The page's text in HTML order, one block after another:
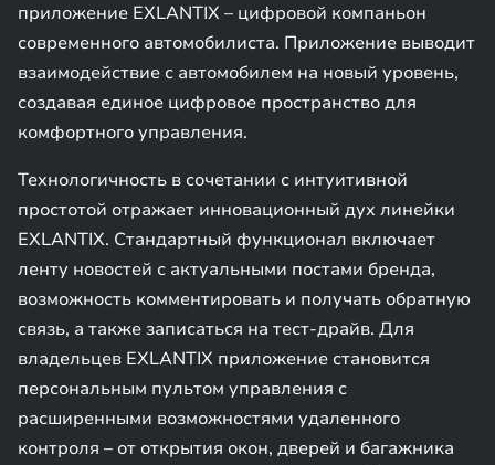
приложение EXLANTIX – цифровой компаньон
современного автомобилиста. Приложение выводит
взаимодействие с автомобилем на новый уровень,
создавая единое цифровое пространство для
комфортного управления.
Технологичность в сочетании с интуитивной
простотой отражает инновационный дух линейки
EXLANTIX. Стандартный функционал включает
ленту новостей с актуальными постами бренда,
возможность комментировать и получать обратную
связь, а также записаться на тест-драйв. Для
владельцев EXLANTIX приложение становится
персональным пультом управления с
расширенными возможностями удаленного
контроля – от открытия окон, дверей и багажника